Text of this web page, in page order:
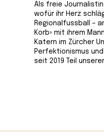
Als freie
wofür ihr Herz
Regionalfussball –
Korb» mit ihrem
Katern im Zürcher
Perfektionismus
seit 2019 Teil